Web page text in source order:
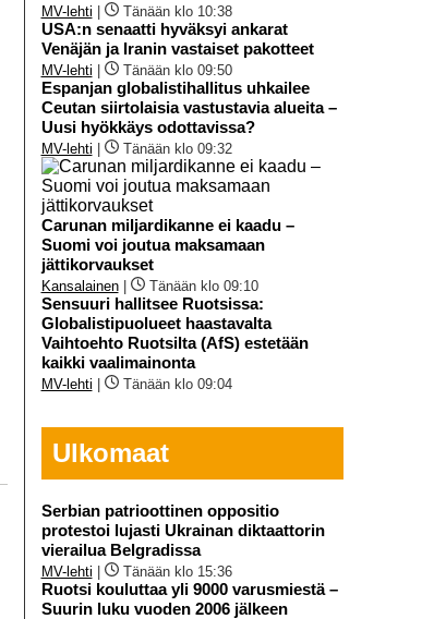
MV-lehti Tänään klo 10:38
USA:n senaatti hyväksyi ankarat
Venäjän ja Iranin vastaiset pakotteet
MV-lehti Tänään klo 09:50
Espanjan globalistihallitus uhkailee
Ceutan siirtolaisia vastustavia alueita –
Uusi hyökkäys odottavissa?
MV-lehti Tänään klo 09:32
Carunan miljardikanne ei kaadu –
Suomi voi joutua maksamaan
jättikorvaukset
Kansalainen| Tänään klo 09:10
Sensuuri hallitsee Ruotsissa:
Globalistipuolueet haastavalta
Vaihtoehto Ruotsilta (AfS) estetään
kaikki vaalimainonta
MV-lehti Tänään klo 09:04
Ulkomaat
Serbian patrioottinen oppositio
protestoi lujasti Ukrainan diktaattorin
vierailua Belgradissa
MV-lehti Tänään klo 15:36
Ruotsi kouluttaa yli 9000 varusmiestä –
Suurin luku vuoden 2006 jälkeen